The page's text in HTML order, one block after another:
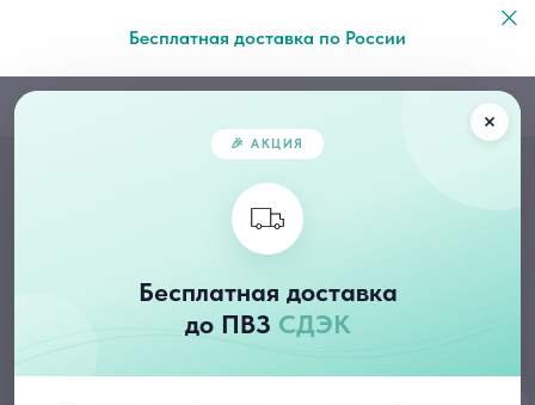
Бесплатная доставка по России
🎉 АКЦИЯ
Бесплатная доставка
до ПВЗ СДЭК